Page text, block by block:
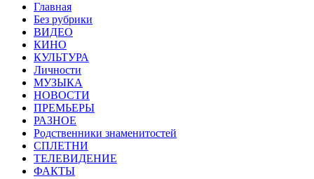
Главная
Без рубрики
ВИДЕО
КИНО
КУЛЬТУРА
Личности
МУЗЫКА
НОВОСТИ
ПРЕМЬЕРЫ
РАЗНОЕ
Родственники знаменитостей
СПЛЕТНИ
ТЕЛЕВИДЕНИЕ
ФАКТЫ